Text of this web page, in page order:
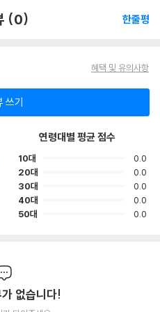
(0) 한줄평
혜택 및 유의사항
쓰기
연령대별 평균 점수
10대
0.0
20대
0.0
30대
0.0
40대
0.0
50대
0.0
없습니다!